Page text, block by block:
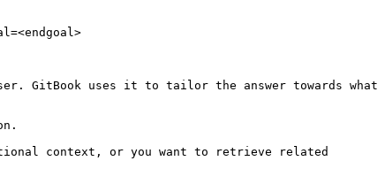
GitBook uses it to tailor the answer towards what
context, or you want to retrieve related